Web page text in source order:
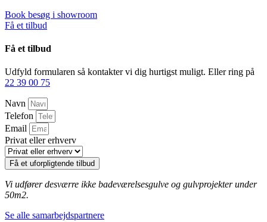
Book besøg i showroom
Få et tilbud
Få et tilbud
Udfyld formularen så kontakter vi dig hurtigst muligt. Eller ring på
22 39 00 75
Navn
Telefon
Email
Privat eller erhverv
Få et uforpligtende tilbud
Vi udfører desværre ikke badeværelsesgulve og gulvprojekter under
50m2.
Se alle samarbejdspartnere